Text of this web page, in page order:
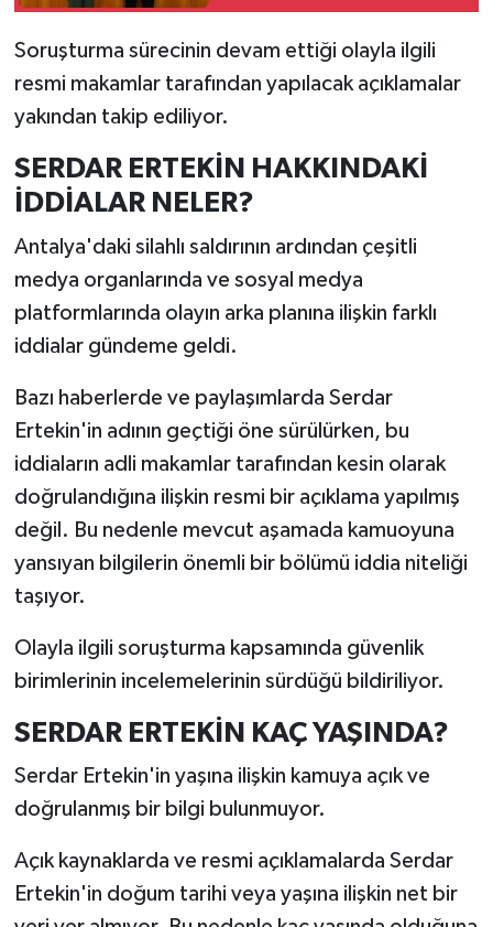
Soruşturma sürecinin devam ettiği olayla ilgili
resmi makamlar tarafından yapılacak açıklamalar
yakından takip ediliyor.
SERDAR ERTEKİN HAKKINDAKİ
İDDİALAR NELER?
Antalya'daki silahlı saldırının ardından çeşitli
medya organlarında ve sosyal medya
platformlarında olayın arka planına ilişkin farklı
iddialar gündeme geldi.
Bazı haberlerde ve paylaşımlarda Serdar
Ertekin'in adının geçtiği öne sürülürken, bu
iddiaların adli makamlar tarafından kesin olarak
doğrulandığına ilişkin resmi bir açıklama yapılmış
değil. Bu nedenle mevcut aşamada kamuoyuna
yansıyan bilgilerin önemli bir bölümü iddia niteliği
taşıyor.
Olayla ilgili soruşturma kapsamında güvenlik
birimlerinin incelemelerinin sürdüğü bildiriliyor.
SERDAR ERTEKİN KAÇ YAŞINDA?
Serdar Ertekin'in yaşına ilişkin kamuya açık ve
doğrulanmış bir bilgi bulunmuyor.
Açık kaynaklarda ve resmi açıklamalarda Serdar
Ertekin'in doğum tarihi veya yaşına ilişkin net bir